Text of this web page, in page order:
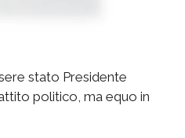
stato Presidente
politico, ma equo in